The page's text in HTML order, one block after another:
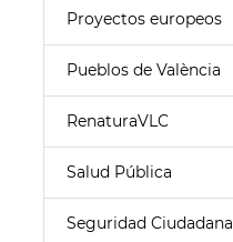
Proyectos europeos
Pueblos de València
RenaturaVLC
Salud Pública
Seguridad Ciudadana